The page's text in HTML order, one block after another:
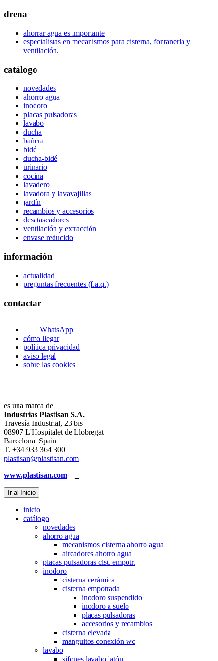
drena
ahorrar agua es importante
especialistas en mecanismos para cisterna, fontanería y
ventilación.
catálogo
novedades
ahorro agua
inodoro
placas pulsadoras
lavabo
ducha
bañera
bidé
ducha-bidé
urinario
cocina
lavadero
lavadora y lavavajillas
jardín
recambios y accesorios
desatascadores
ventilación y extracción
envase reducido
información
actualidad
preguntas frecuentes (f.a.q.)
contactar
WhatsApp
cómo llegar
política privacidad
aviso legal
sobre las cookies
es una marca de
Industrias Plastisan S.A.
Travesía Industrial, 23 bis
08907 L'Hospitalet de Llobregat
Barcelona, Spain
T. +34 933 364 300
plastisan@plastisan.com
www.plastisan.com
Ir al Inicio
inicio
catálogo
novedades
ahorro agua
mecanismos cisterna ahorro agua
aireadores ahorro agua
placas pulsadoras cist. empotr.
inodoro
cisterna cerámica
cisterna empotrada
inodoro suspendido
inodoro a suelo
placas pulsadoras
accesorios y recambios
cisterna elevada
manguitos conexión wc
lavabo
sifones lavabo latón